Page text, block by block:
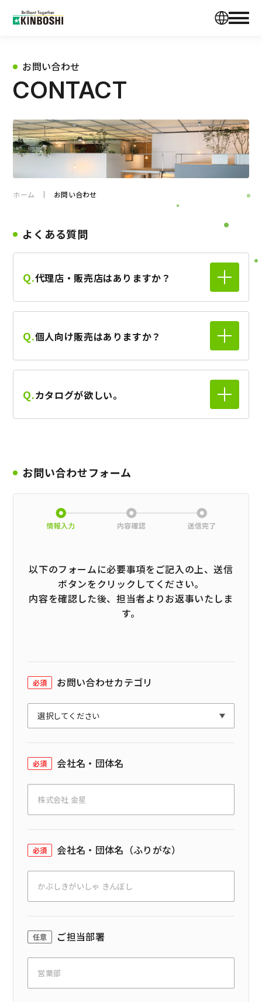
お問い合わせ
CONTACT
ホーム お問い合わせ
よくある質問
Q.代理店・販売店はありますか？
Q.個人向け販売はありますか？
Q.カタログが欲しい。
お問い合わせフォーム
以下のフォームに必要事項をご記入の上、送信
ボタンをクリックしてください。
内容を確認した後、担当者よりお返事いたしま
す。
必須 お問い合わせカテゴリ
必須 会社名・団体名
必須 会社名・団体名（ふりがな）
任意 ご担当部署